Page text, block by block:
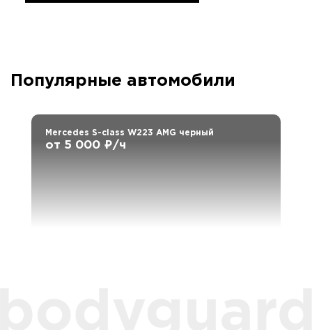
Популярные автомобили
Mercedes S-class W223 AMG черный
от 5 000 ₽/ч